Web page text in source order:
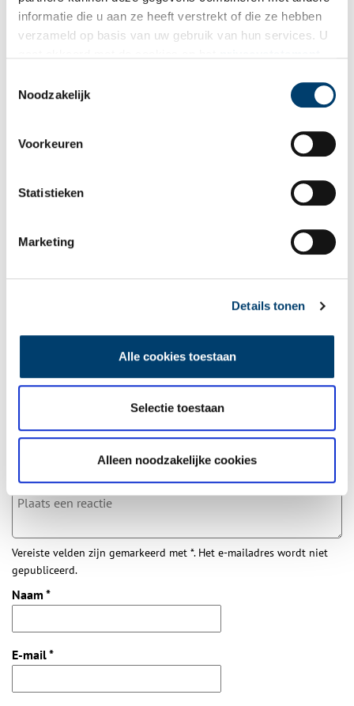
informatie die u aan ze heeft verstrekt of die ze hebben
verzameld op basis van uw gebruik van hun services. U
Noodzakelijk
Voorkeuren
Statistieken
Marketing
Details tonen
Alle cookies toestaan
Selectie toestaan
Alleen noodzakelijke cookies
Bron: Noord-Hollands Archief
Publicatiedatum: 15/05/2024
Wilt u op de hoogte blijven van de mooiste verhalen en het
laatste erfgoednieuws? Schrijf u dan nu in voor onze
Aanvullingen
Vul deze informatie aan of geef een reactie.
Vereiste velden zijn gemarkeerd met *. Het e-mailadres wordt niet
gepubliceerd.
Naam *
E-mail*